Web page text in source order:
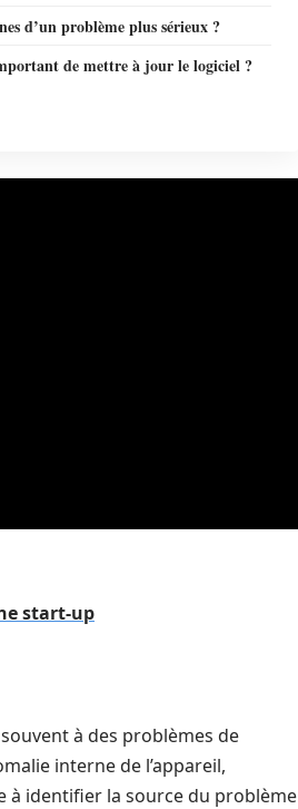
d’un problème plus sérieux ?
de mettre à jour le logiciel ?
start-up
à des problèmes de
interne de l’appareil,
à identifier la source du problème